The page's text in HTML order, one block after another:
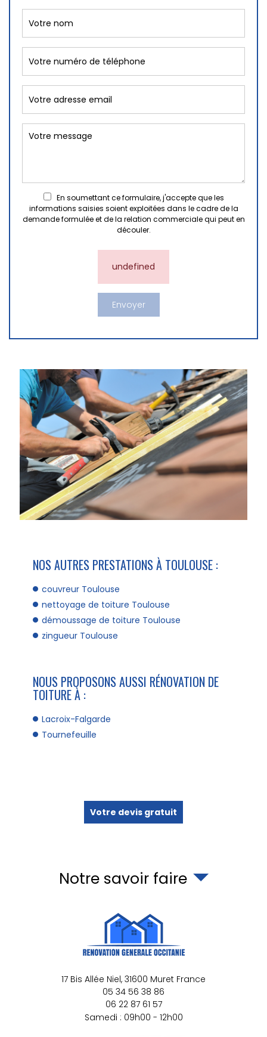
En soumettant ce formulaire, j'accepte que les
informations saisies soient exploitées dans le cadre de la
demande formulée et de la relation commerciale qui peut en
découler.
undefined
NOS AUTRES PRESTATIONS À TOULOUSE :
couvreur Toulouse
nettoyage de toiture Toulouse
démoussage de toiture Toulouse
zingueur Toulouse
NOUS PROPOSONS AUSSI RÉNOVATION DE
TOITURE À :
Lacroix-Falgarde
Tournefeuille
Votre devis gratuit
Notre savoir faire
17 Bis Allée Niel, 31600 Muret France
05 34 56 38 86
06 22 87 61 57
Samedi : 09h00 - 12h00